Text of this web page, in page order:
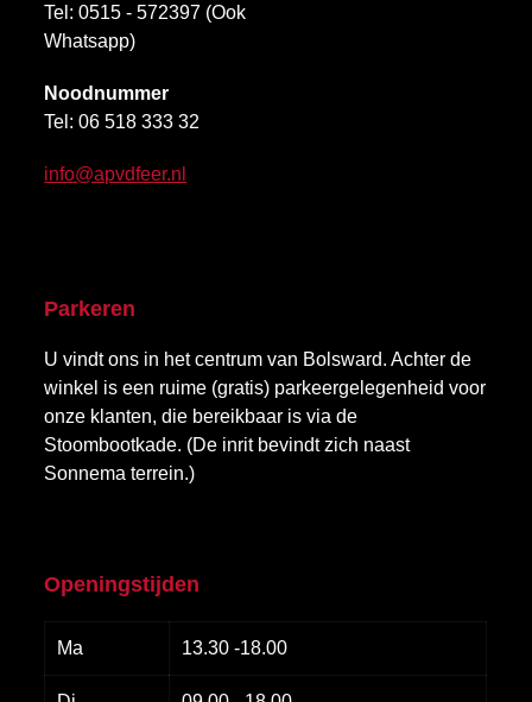
Tel: 0515 - 572397 (Ook
Whatsapp)
Noodnummer
Tel:06 518 333 32
info@apvdfeer.nl
Parkeren
U vindt ons in het centrum van Bolsward. Achter de
winkel is een ruime (gratis) parkeergelegenheid voor
onze klanten, die bereikbaar is via de
Stoombootkade. (De inrit bevindt zich naast
Sonnema terrein.)
Openingstijden
Ma 13.30 -18.00